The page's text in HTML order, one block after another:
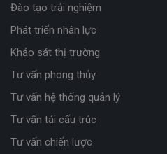
Đào tạo trải nghiệm
Phát triển nhân lực
Khảo sát thị trường
Tư vấn phong thủy
Tư vấn hệ thống quản lý
Tư vấn tái cấu trúc
Tư vấn chiến lược